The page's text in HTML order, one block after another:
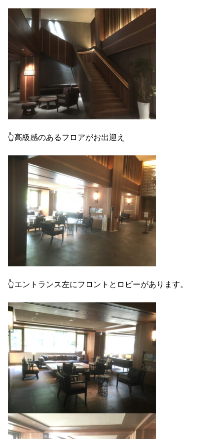
👆高級感のあるフロアがお出迎え
👆エントランス左にフロントとロビーがあります。